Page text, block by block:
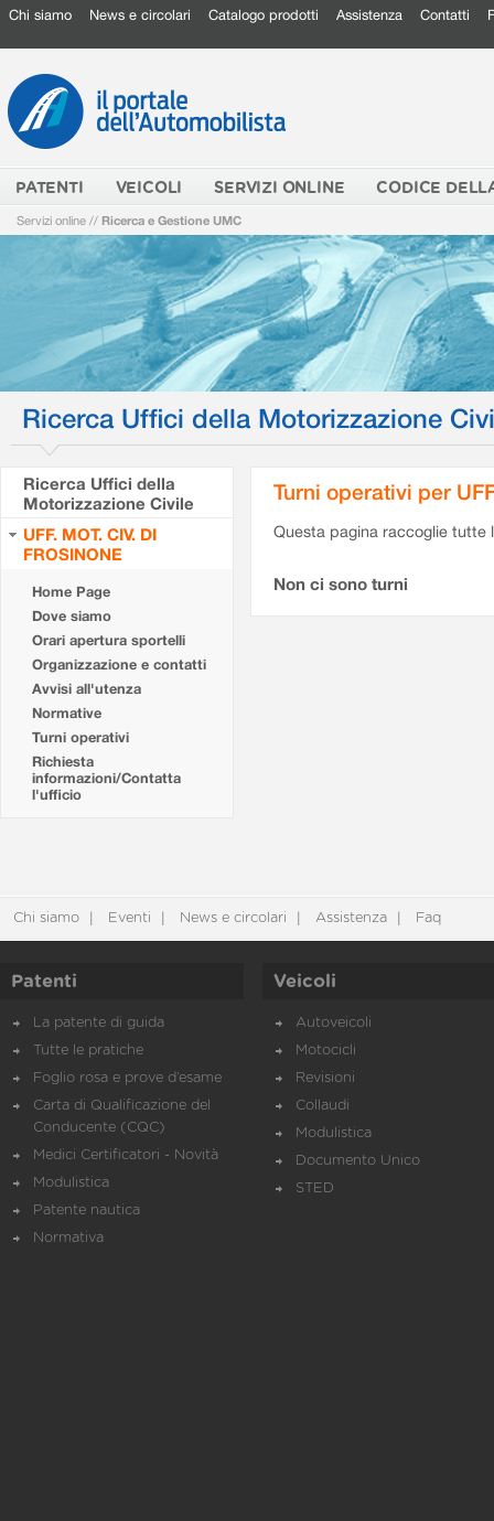
Chi siamo News e circolari Catalogo prodotti Assistenza Contatti
PATENTI VEICOLI SERVIZI ONLINE CODICE
Servizi online // Ricerca e Gestione UMC
Ricerca Uffici della Motorizzazione
Ricerca Uffici della
Motorizzazione Civile
UFF. MOT. CIV. DI
FROSINONE
Home Page
Dove siamo
Orari apertura sportelli
Organizzazione e contatti
Avvisi all'utenza
Normative
Turni operativi
Richiesta
informazioni/Contatta
l'ufficio
Turni operativi per
Questa pagina raccoglie tutte
Non ci sono turni
Chi siamo Eventi News e circolari Assistenza Faq
Patenti
La patente di guida
Tutte le pratiche
Foglio rosa e prove d’esame
Carta di Qualificazione del
Conducente (CQC)
Medici Certificatori - Novità
Modulistica
Patente nautica
Normativa
Veicoli
Autoveicoli
Motocicli
Revisioni
Collaudi
Modulistica
Documento Unico
STED